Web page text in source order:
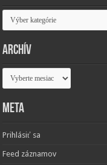
Kategórie
Archív
Archív
Meta
Prihlásiť sa
Feed záznamov